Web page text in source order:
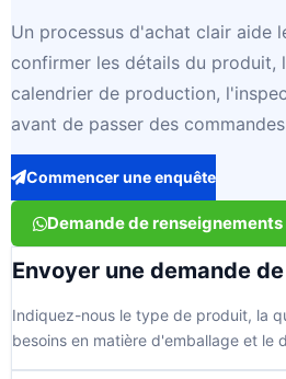
Un processus d'achat clair aide
confirmer les détails du produit,
calendrier de production,
avant de passer des
Commencer une enquête
Demande de
Envoyer une demande
Indiquez-nous le type de produit, la
besoins en matière d'emballage et le